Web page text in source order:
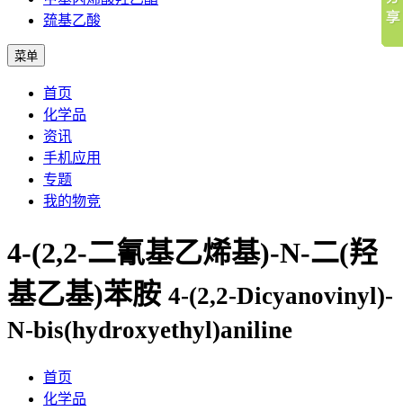
巯基乙酸
菜单
首页
化学品
资讯
手机应用
专题
我的物竞
4-(2,2-二氰基乙烯基)-N-二(羟
基乙基)苯胺 4-(2,2-Dicyanovinyl)-
N-bis(hydroxyethyl)aniline
首页
化学品